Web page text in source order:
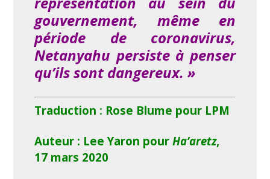
gouvernement, même en
période de coronavirus,
Netanyahu persiste à penser
qu’ils sont dangereux. »
Traduction : Rose Blume pour LPM
Auteur : Lee Yaron pourHa’aretz,
17 mars 2020